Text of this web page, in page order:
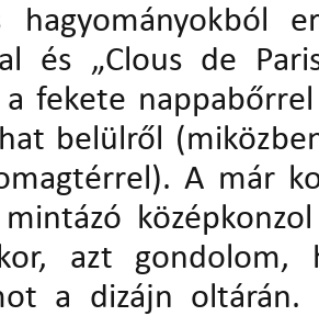
hagyományokból
és „Clous de
a fekete
belülről
A már
azt
a dizájn